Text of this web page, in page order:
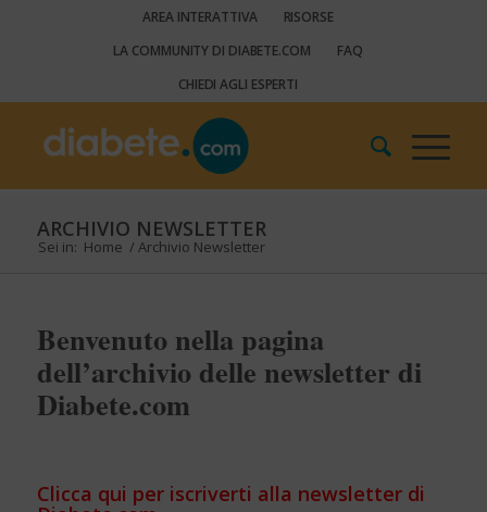
AREA INTERATTIVA
RISORSE
LA COMMUNITY DI DIABETE.COM
FAQ
CHIEDI AGLI ESPERTI
ARCHIVIO NEWSLETTER
Sei in: Home / Archivio Newsletter
Benvenuto nella pagina
dell’archivio delle newsletter di
Diabete.com
Clicca qui per iscriverti alla newsletter di